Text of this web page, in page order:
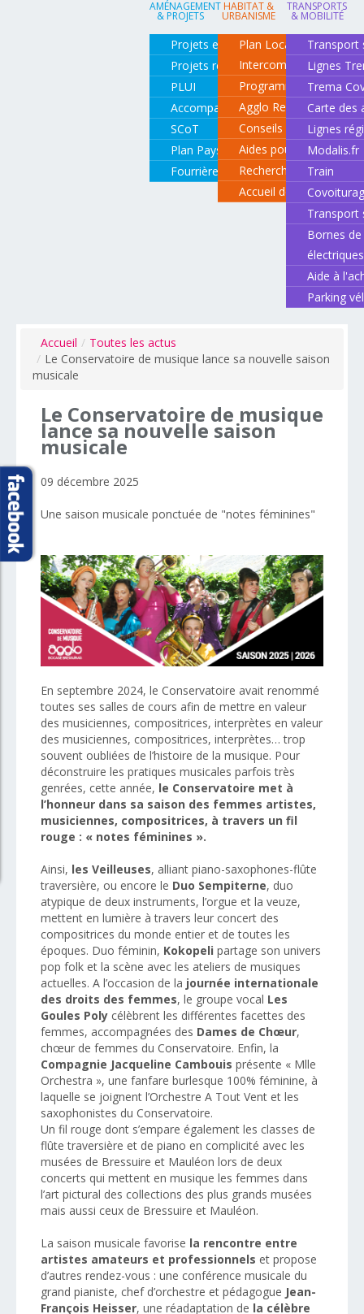
AMÉNAGEMENT
& PROJETS
Projets en cours
Projets réalisés
PLUI
Accompagnement de projets
SCoT
Plan Paysage
Fourrière animale
HABITAT &
URBANISME
Plan Local d'Urbanisme
Intercommunal
Programme local de
Agglo Renov
Conseils pour rénover
Aides pour rénover
Recherche d'un
Accueil des gens du
TRANSPORTS
& MOBILITÉ
Transport
Lignes
Trema
Carte des
Lignes
Modalis.fr
Train
Transport
Bornes
électriques
Aide à
Parking
Accueil / Toutes les actus
/ Le Conservatoire de musique lance sa nouvelle saison
musicale
Le Conservatoire de musique
lance sanouvelle saison
musicale
09 décembre 2025
Une saison musicale ponctuée de "notes féminines"
En septembre 2024, le Conservatoire avait renommé
toutes ses salles de cours afin de mettre en valeur
des musiciennes, compositrices, interprètes en valeur
des musiciennes, compositrices, interprètes… trop
souvent oubliées de l’histoire de la musique. Pour
déconstruire les pratiques musicales parfois très
genrées, cette année, le Conservatoire met à
l’honneur dans sa saison des femmes artistes,
musiciennes, compositrices, à travers un fil
rouge : « notes féminines ».
Ainsi, les Veilleuses, alliant piano-saxophones-flûte
traversière, ou encore le Duo Sempiterne, duo
atypique de deux instruments, l’orgue et la veuze,
mettent en lumière à travers leur concert des
compositrices du monde entier et de toutes les
époques. Duo féminin, Kokopeli partage son univers
pop folk et la scène avec les ateliers de musiques
actuelles. A l’occasion de la journée internationale
des droits des femmes, le groupe vocal Les
Goules Poly célèbrent les différentes facettes des
femmes, accompagnées des Dames de Chœur,
chœur de femmes du Conservatoire. Enfin, la
Compagnie Jacqueline Cambouis présente « Mlle
Orchestra », une fanfare burlesque 100% féminine, à
laquelle se joignent l’Orchestre A Tout Vent et les
saxophonistes du Conservatoire.
Un fil rouge dont s’empare également les classes de
flûte traversière et de piano en complicité avec les
musées de Bressuire et Mauléon lors de deux
concerts qui mettent en musique les femmes dans
l’art pictural des collections des plus grands musées
mais aussi ceux de Bressuire et Mauléon.
La saison musicale favorise la rencontre entre
artistes amateurs et professionnels et propose
d’autres rendez-vous : une conférence musicale du
grand pianiste, chef d’orchestre et pédagogue Jean-
François Heisser, une réadaptation de la célèbre